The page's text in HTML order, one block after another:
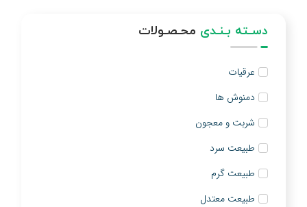
دسـته بـنـدی محـصـولات
عرقیات
دمنوش ها
شربت و معجون
طبیعت سرد
طبیعت گرم
طبیعت معتدل